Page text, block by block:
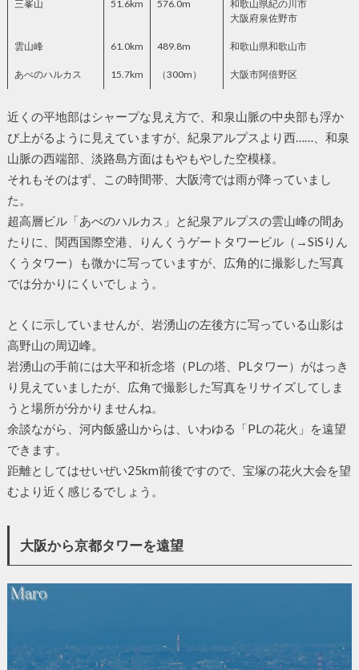
三峯山 51.6km 576.0m
和歌山県紀の川市
大阪府泉佐野市
雲山峰 61.0km 489.8m 和歌山県和歌山市
あべのハルカス 15.7km （300m） 大阪市阿倍野区
近くの平地部はシャープな見え方で、和泉山脈の中央部も浮か
び上がるように見えていますが、紀泉アルプスより西……、和泉
山脈の西端部、淡路島方面はもやもやした空模様。
それもそのはず、この時間帯、大阪湾では雨が降っていまし
た。
超高層ビル「あべのハルカス」と紀泉アルプスの雲山峰の間あ
たりに、関西国際空港、りんくうゲートタワービル（→SiSりん
くうタワー）も微かに写っていますが、広角的に撮影した写真
では分かりにくいでしょう。
とくに示していませんが、岩湧山の左後方に写っている山影は
高野山の周辺峰。
岩湧山の手前には大平和祈念塔（PLの塔、PLタワー）がはっき
り見えていましたが、広角で撮影した写真をリサイズしてしま
うと場所が分かりませんね。
余談ながら、河内飯盛山からは、いわゆる「PLの花火」を遠望
できます。
距離としてはせいぜい25km前後ですので、宝塚の花火大会を望
むより近く感じるでしょう。
大阪から京都タワーを遠望